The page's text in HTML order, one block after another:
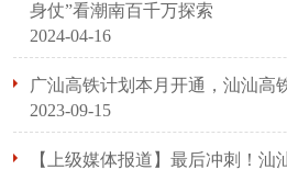
身仗”看潮南百千万探索
2024-04-16
广汕高铁计划本月开通，汕汕高
2023-09-15
【上级媒体报道】最后冲刺！汕